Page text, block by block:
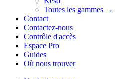
Toutes les gammes →
Contact
Contactez-nous
Contrôle d'accès
Espace Pro
Guides
Où nous trouver